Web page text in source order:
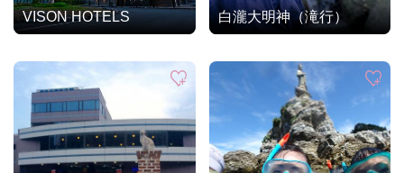
VISON HOTELS 白瀧大明神（滝行）